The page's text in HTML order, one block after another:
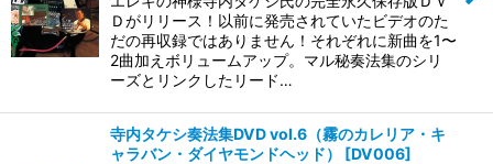
Ｄがリリース！以前に発売されていたビデオのた
だの再収録ではありません！それぞれに新曲を1〜
2曲加えボリュームアップ。マル秘奏法集のシリ
ーズとリンクしたリード…
寺内タケシ奏法集DVD vol.6（霧のカレリア・キ
ャラバン・ダイヤモンドヘッド）
[DV006]